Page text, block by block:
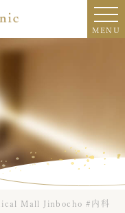
MENU
Mall Jinbocho #内科